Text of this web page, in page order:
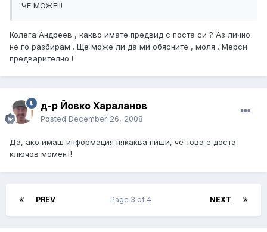
ЧЕ МОЖЕ!!!
Колега Андреев , какво имате предвид с поста си ? Аз лично
не го разбирам . Ще може ли да ми обясните , моля . Мерси
предварително !
д-р Йовко Хараланов
Posted December 26, 2008
Да, ако имаш информация някаква пиши, че това е доста
ключов момент!
PREV NEXT
Page 3 of 4